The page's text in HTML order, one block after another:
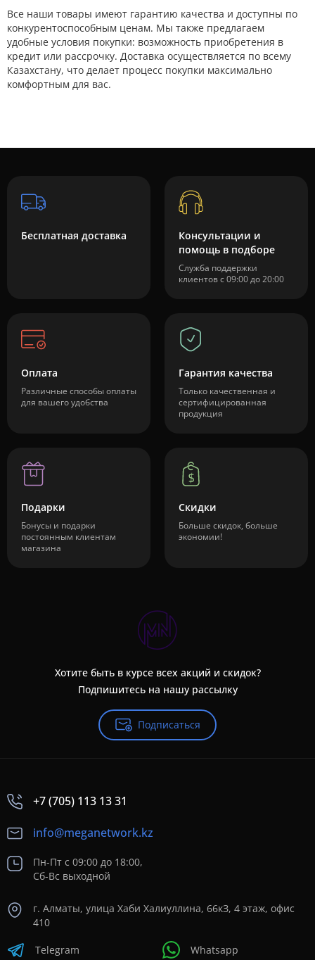
Все наши товары имеют гарантию качества и доступны по
конкурентоспособным ценам. Мы также предлагаем
удобные условия покупки: возможность приобретения в
кредит или рассрочку. Доставка осуществляется по всему
Казахстану, что делает процесс покупки максимально
комфортным для вас.
Бесплатная доставка
Консультации и
помощь в подборе
Служба поддержки
клиентов с 09:00 до 20:00
Оплата
Различные способы оплаты
для вашего удобства
Гарантия качества
Только качественная и
сертифицированная
продукция
Подарки
Бонусы и подарки
постоянным клиентам
магазина
Скидки
Больше скидок, больше
экономии!
Хотите быть в курсе всех акций и скидок?
Подпишитесь на нашу рассылку
Подписаться
+7 (705) 113 13 31
info@meganetwork.kz
Пн-Пт с 09:00 до 18:00,
Сб-Вс выходной
г. Алматы, улица Хаби Халиуллина, 66кЗ, 4 этаж, офис
410
Telegram Whatsapp